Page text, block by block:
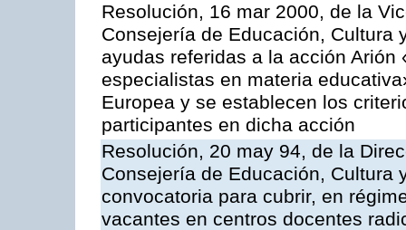
Resolución, 16 mar 2000, de la
Consejería de Educación, Cultura
ayudas referidas a la acción
especialistas en materia
Europea y se establecen los
participantes en dicha acción
Resolución, 20 may 94, de la
Consejería de Educación, Cultura
convocatoria para cubrir, en
vacantes en centros docentes